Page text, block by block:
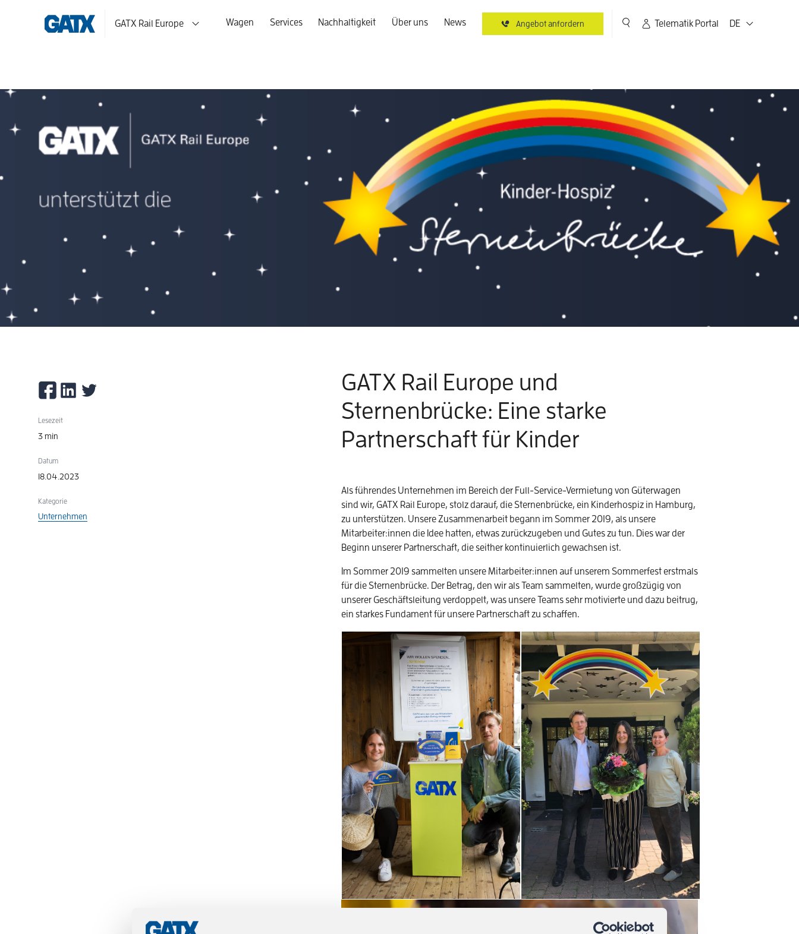
GATX Rail Europe Wagen Services Nachhaltigkeit Über uns News Angebot anfordern Telematik Portal DE
Lesezeit
3 min
Datum
18.04.2023
Kategorie
Unternehmen
GATX Rail Europe und
Sternenbrücke: Eine starke
Partnerschaft für Kinder
Als führendes Unternehmen im Bereich der Full-Service-Vermietung von Güterwagen
sind wir, GATX Rail Europe, stolz darauf, die Sternenbrücke, ein Kinderhospiz in Hamburg,
zu unterstützen. Unsere Zusammenarbeit begann im Sommer 2019, als unsere
Mitarbeiter:innen die Idee hatten, etwas zurückzugeben und Gutes zu tun. Dies war der
Beginn unserer Partnerschaft, die seither kontinuierlich gewachsen ist.
Im Sommer 2019 sammelten unsere Mitarbeiter:innen auf unserem Sommerfest erstmals
für die Sternenbrücke. Der Betrag, den wir als Team sammelten, wurde großzügig von
unserer Geschäftsleitung verdoppelt, was unsere Teams sehr motivierte und dazu beitrug,
ein starkes Fundament für unsere Partnerschaft zu schaffen.